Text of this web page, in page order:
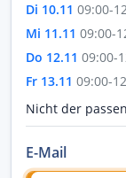
Di 10.11 09:00-
Mi 11.11 09:00-
Do 12.11 09:00-
Fr 13.11 09:00-
Nicht der
E-Mail